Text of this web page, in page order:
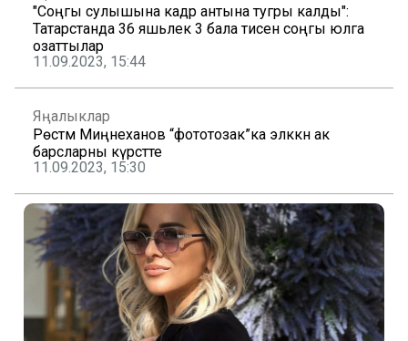
"Соңгы сулышына кадәр антына тугры калды":
Татарстанда 36 яшьлек 3 бала әтисен соңгы юлга
озаттылар
11.09.2023, 15:44
Яңалыклар
Рөстәм Миңнеханов “фототозак”ка эләккән ак
барсларны күрсәтте
11.09.2023, 15:30